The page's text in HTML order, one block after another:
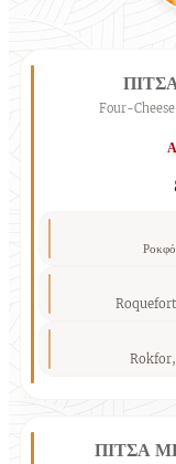
Four-
Rokfor,
ΠΙΤΣΑ